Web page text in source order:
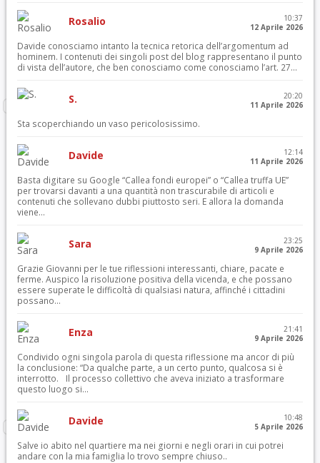
Rosalio
10:37
12 Aprile 2026
Davide conosciamo intanto la tecnica retorica dell’argomentum ad
hominem. I contenuti dei singoli post del blog rappresentano il punto
di vista dell’autore, che ben conosciamo come conosciamo l’art. 27...
S.
20:20
11 Aprile 2026
Sta scoperchiando un vaso pericolosissimo.
Davide
12:14
11 Aprile 2026
Basta digitare su Google “Callea fondi europei” o “Callea truffa UE”
per trovarsi davanti a una quantità non trascurabile di articoli e
contenuti che sollevano dubbi piuttosto seri. E allora la domanda
viene...
Sara
23:25
9 Aprile 2026
Grazie Giovanni per le tue riflessioni interessanti, chiare, pacate e
ferme. Auspico la risoluzione positiva della vicenda, e che possano
essere superate le difficoltà di qualsiasi natura, affinché i cittadini
possano...
Enza
21:41
9 Aprile 2026
Condivido ogni singola parola di questa riflessione ma ancor di più
la conclusione: “Da qualche parte, a un certo punto, qualcosa si è
interrotto. Il processo collettivo che aveva iniziato a trasformare
questo luogo si...
Davide
10:48
5 Aprile 2026
Salve io abito nel quartiere ma nei giorni e negli orari in cui potrei
andare con la mia famiglia lo trovo sempre chiuso..